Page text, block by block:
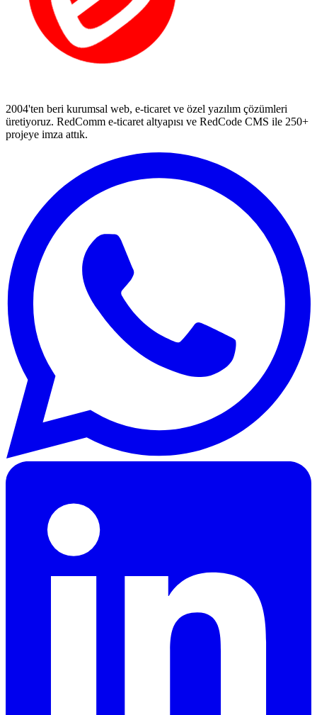
2004'ten beri kurumsal web, e-ticaret ve özel yazılım çözümleri
üretiyoruz. RedComm e-ticaret altyapısı ve RedCode CMS ile 250+
projeye imza attık.